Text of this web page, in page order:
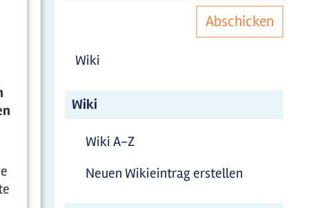
Abschicken
Wiki
Wiki
Wiki A-Z
Neuen Wikieintrag erstellen